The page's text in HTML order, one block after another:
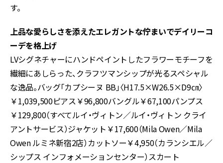
す。
上品な愛らしさを添えたエレガントな佇まいでデイリーコ
ーデを格上げ
LVシグネチャーにハンドペイントしたフラワーモチーフを
繊細にあしらった、クラフツマンシップが光るスペシャル
な逸品。バッグ「カプシーヌ BB」〈H17.5×W26.5×D9㎝〉
￥1,039,500ピアス￥96,800バングル￥67,100パンプス
￥129,800（すべてルイ・ヴィトン／ルイ・ヴィトン クライ
アントサービス）ジャケット￥17,600（Mila Owen／Mila
Owen ルミネ新宿2店）カットソー￥4,950（カランシエル／
シップス インフォメーションセンター）スカート